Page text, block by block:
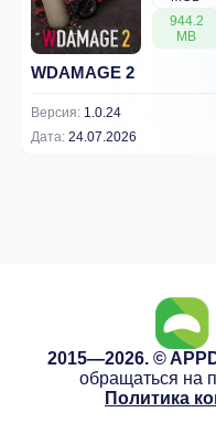
944.2
MB
WDAMAGE 2
Версия: 1.0.24
Дата: 24.07.2026
2015—2026. ©
обращаться на
Политика